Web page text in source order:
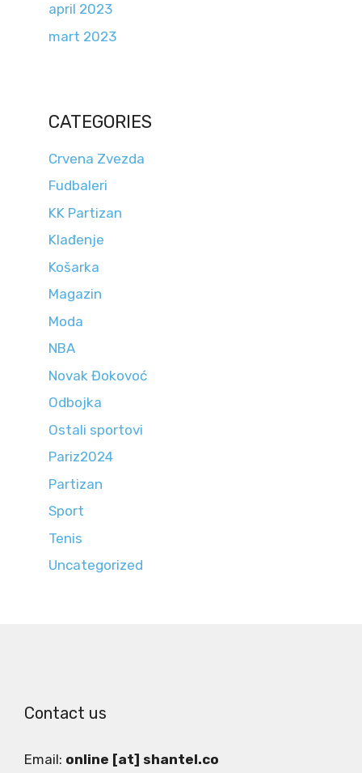
april 2023
mart 2023
CATEGORIES
Crvena Zvezda
Fudbaleri
KK Partizan
Klađenje
Košarka
Magazin
Moda
NBA
Novak Đokovoć
Odbojka
Ostali sportovi
Pariz2024
Partizan
Sport
Tenis
Uncategorized
Contact us
Email: online [at] shantel.co